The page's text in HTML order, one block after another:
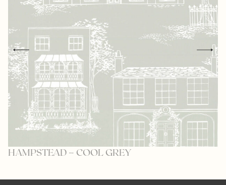
HAMPSTEAD – COOL GREY